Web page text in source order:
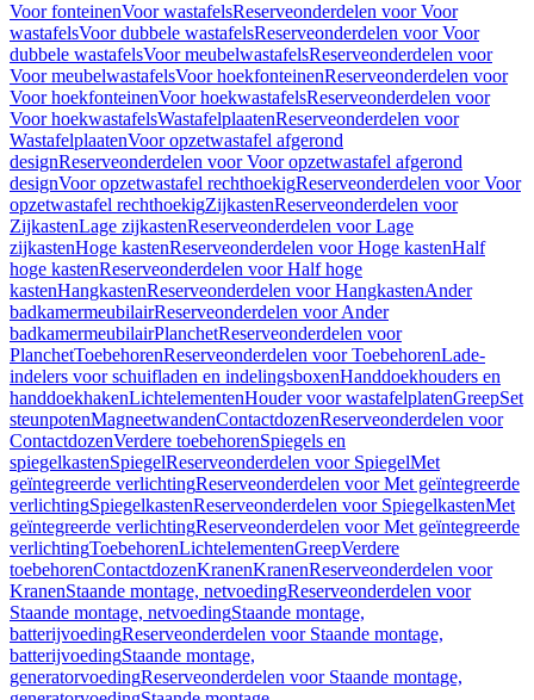
Voor fonteinenVoor wastafelsReserveonderdelen voor Voor
wastafelsVoor dubbele wastafelsReserveonderdelen voor Voor
dubbele wastafelsVoor meubelwastafelsReserveonderdelen voor
Voor meubelwastafelsVoor hoekfonteinenReserveonderdelen voor
Voor hoekfonteinenVoor hoekwastafelsReserveonderdelen voor
Voor hoekwastafelsWastafelplaatenReserveonderdelen voor
WastafelplaatenVoor opzetwastafel afgerond
designReserveonderdelen voor Voor opzetwastafel afgerond
designVoor opzetwastafel rechthoekigReserveonderdelen voor Voor
opzetwastafel rechthoekigZijkastenReserveonderdelen voor
ZijkastenLage zijkastenReserveonderdelen voor Lage
zijkastenHoge kastenReserveonderdelen voor Hoge kastenHalf
hoge kastenReserveonderdelen voor Half hoge
kastenHangkastenReserveonderdelen voor HangkastenAnder
badkamermeubilairReserveonderdelen voor Ander
badkamermeubilairPlanchetReserveonderdelen voor
PlanchetToebehorenReserveonderdelen voor ToebehorenLade-
indelers voor schuifladen en indelingsboxenHanddoekhouders en
handdoekhakenLichtelementenHouder voor wastafelplatenGreepSet
steunpotenMagneetwandenContactdozenReserveonderdelen voor
ContactdozenVerdere toebehorenSpiegels en
spiegelkastenSpiegelReserveonderdelen voor SpiegelMet
geïntegreerde verlichtingReserveonderdelen voor Met geïntegreerde
verlichtingSpiegelkastenReserveonderdelen voor SpiegelkastenMet
geïntegreerde verlichtingReserveonderdelen voor Met geïntegreerde
verlichtingToebehorenLichtelementenGreepVerdere
toebehorenContactdozenKranenKranenReserveonderdelen voor
KranenStaande montage, netvoedingReserveonderdelen voor
Staande montage, netvoedingStaande montage,
batterijvoedingReserveonderdelen voor Staande montage,
batterijvoedingStaande montage,
generatorvoedingReserveonderdelen voor Staande montage,